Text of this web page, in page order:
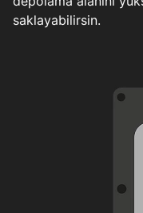
saklayabilirsin.